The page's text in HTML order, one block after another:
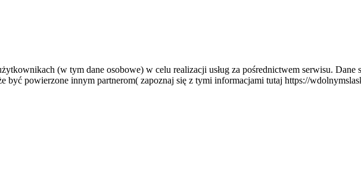
(w tym dane osobowe) w celu realizacji usług za pośrednictwem serwisu. Dane
być powierzone innym partnerom( zapoznaj się z tymi informacjami tutaj https://